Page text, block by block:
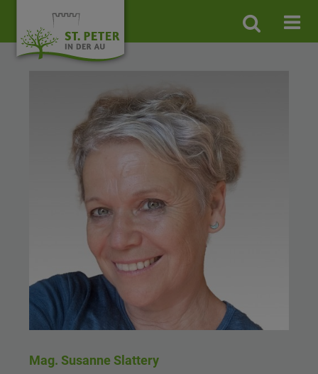
Site
search
Mag. Susanne Slattery